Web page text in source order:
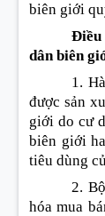
biên giới
Điều
dân biên
1.
được sản
giới do cư
biên giới
tiêu dùng
2.
hóa mua